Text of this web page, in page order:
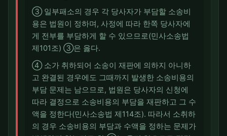
③ 일부패소의 경우 각 당사자가 부담할 소송비
용은 법원이 정하며, 사정에 따라 한쪽 당사자에
게 전부를 부담하게 할 수 있으므로(민사소송법
제101조) ③은 옳다.
④ 소가 취하되어 소송이 재판에 의하지 아니하
고 완결된 경우에도 그때까지 발생한 소송비용의
부담 문제는 남으므로, 법원은 당사자의 신청에
따라 결정으로 소송비용의 부담을 재판하고 그 수
액을 정한다(민사소송법 제114조). 따라서 소취하
의 경우 소송비용의 부담과 수액을 정하는 문제가